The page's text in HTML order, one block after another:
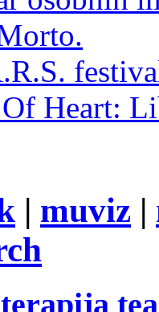
Heart:
| muviz |
terapija